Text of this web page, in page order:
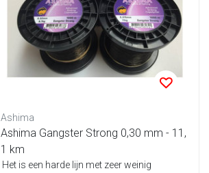
Ashima
Ashima Gangster Strong 0,30 mm - 11,
1 km
Het is een harde lijn met zeer weinig